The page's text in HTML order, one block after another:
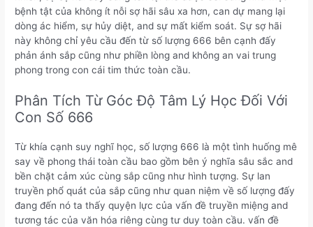
bệnh tật của không ít nỗi sợ hãi sâu xa hơn, can dự mang lại
dòng ác hiểm, sự hủy diệt, and sự mất kiểm soát. Sự sợ hãi
này không chỉ yêu cầu đến từ số lượng 666 bên cạnh đấy
phản ánh sắp cũng như phiền lòng and không an vai trung
phong trong con cái tim thức toàn cầu.
Phân Tích Từ Góc Độ Tâm Lý Học Đối Với
Con Số 666
Từ khía cạnh suy nghĩ học, số lượng 666 là một tình huống mê
say về phong thái toàn cầu bao gồm bên ý nghĩa sâu sắc and
bền chặt cảm xúc cùng sắp cũng như hình tượng. Sự lan
truyền phổ quát của sắp cũng như quan niệm về số lượng đấy
đang đến nó ta thấy quyện lực của vấn đề truyền miệng and
tương tác của văn hóa riêng cùng tư duy toàn cầu. vấn đề